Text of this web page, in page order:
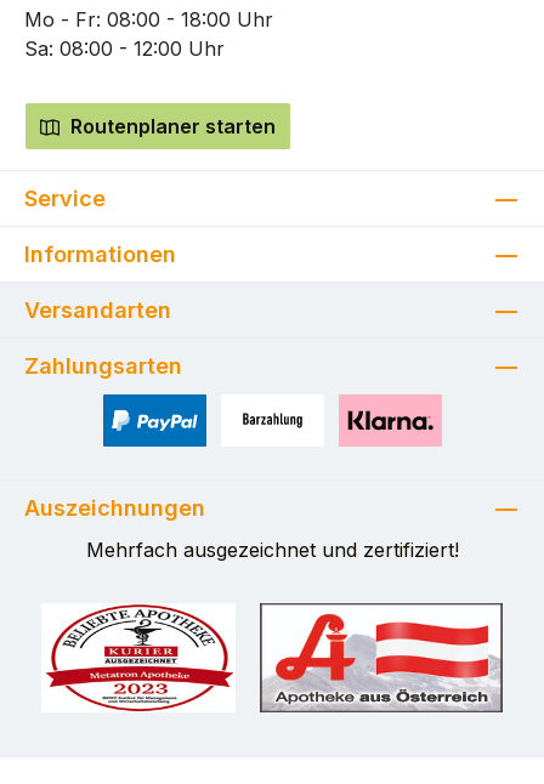
Mo - Fr: 08:00 - 18:00 Uhr
Sa: 08:00 - 12:00 Uhr
Routenplaner starten
Service
Informationen
Versandarten
Zahlungsarten
Auszeichnungen
Mehrfach ausgezeichnet und zertifiziert!